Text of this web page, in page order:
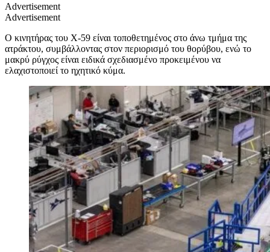
Advertisement
Advertisement
Ο κινητήρας του Χ-59 είναι τοποθετημένος στο άνω τμήμα της
ατράκτου, συμβάλλοντας στον περιορισμό του θορύβου, ενώ το
μακρύ ρύγχος είναι ειδικά σχεδιασμένο προκειμένου να
ελαχιστοποιεί το ηχητικό κύμα.